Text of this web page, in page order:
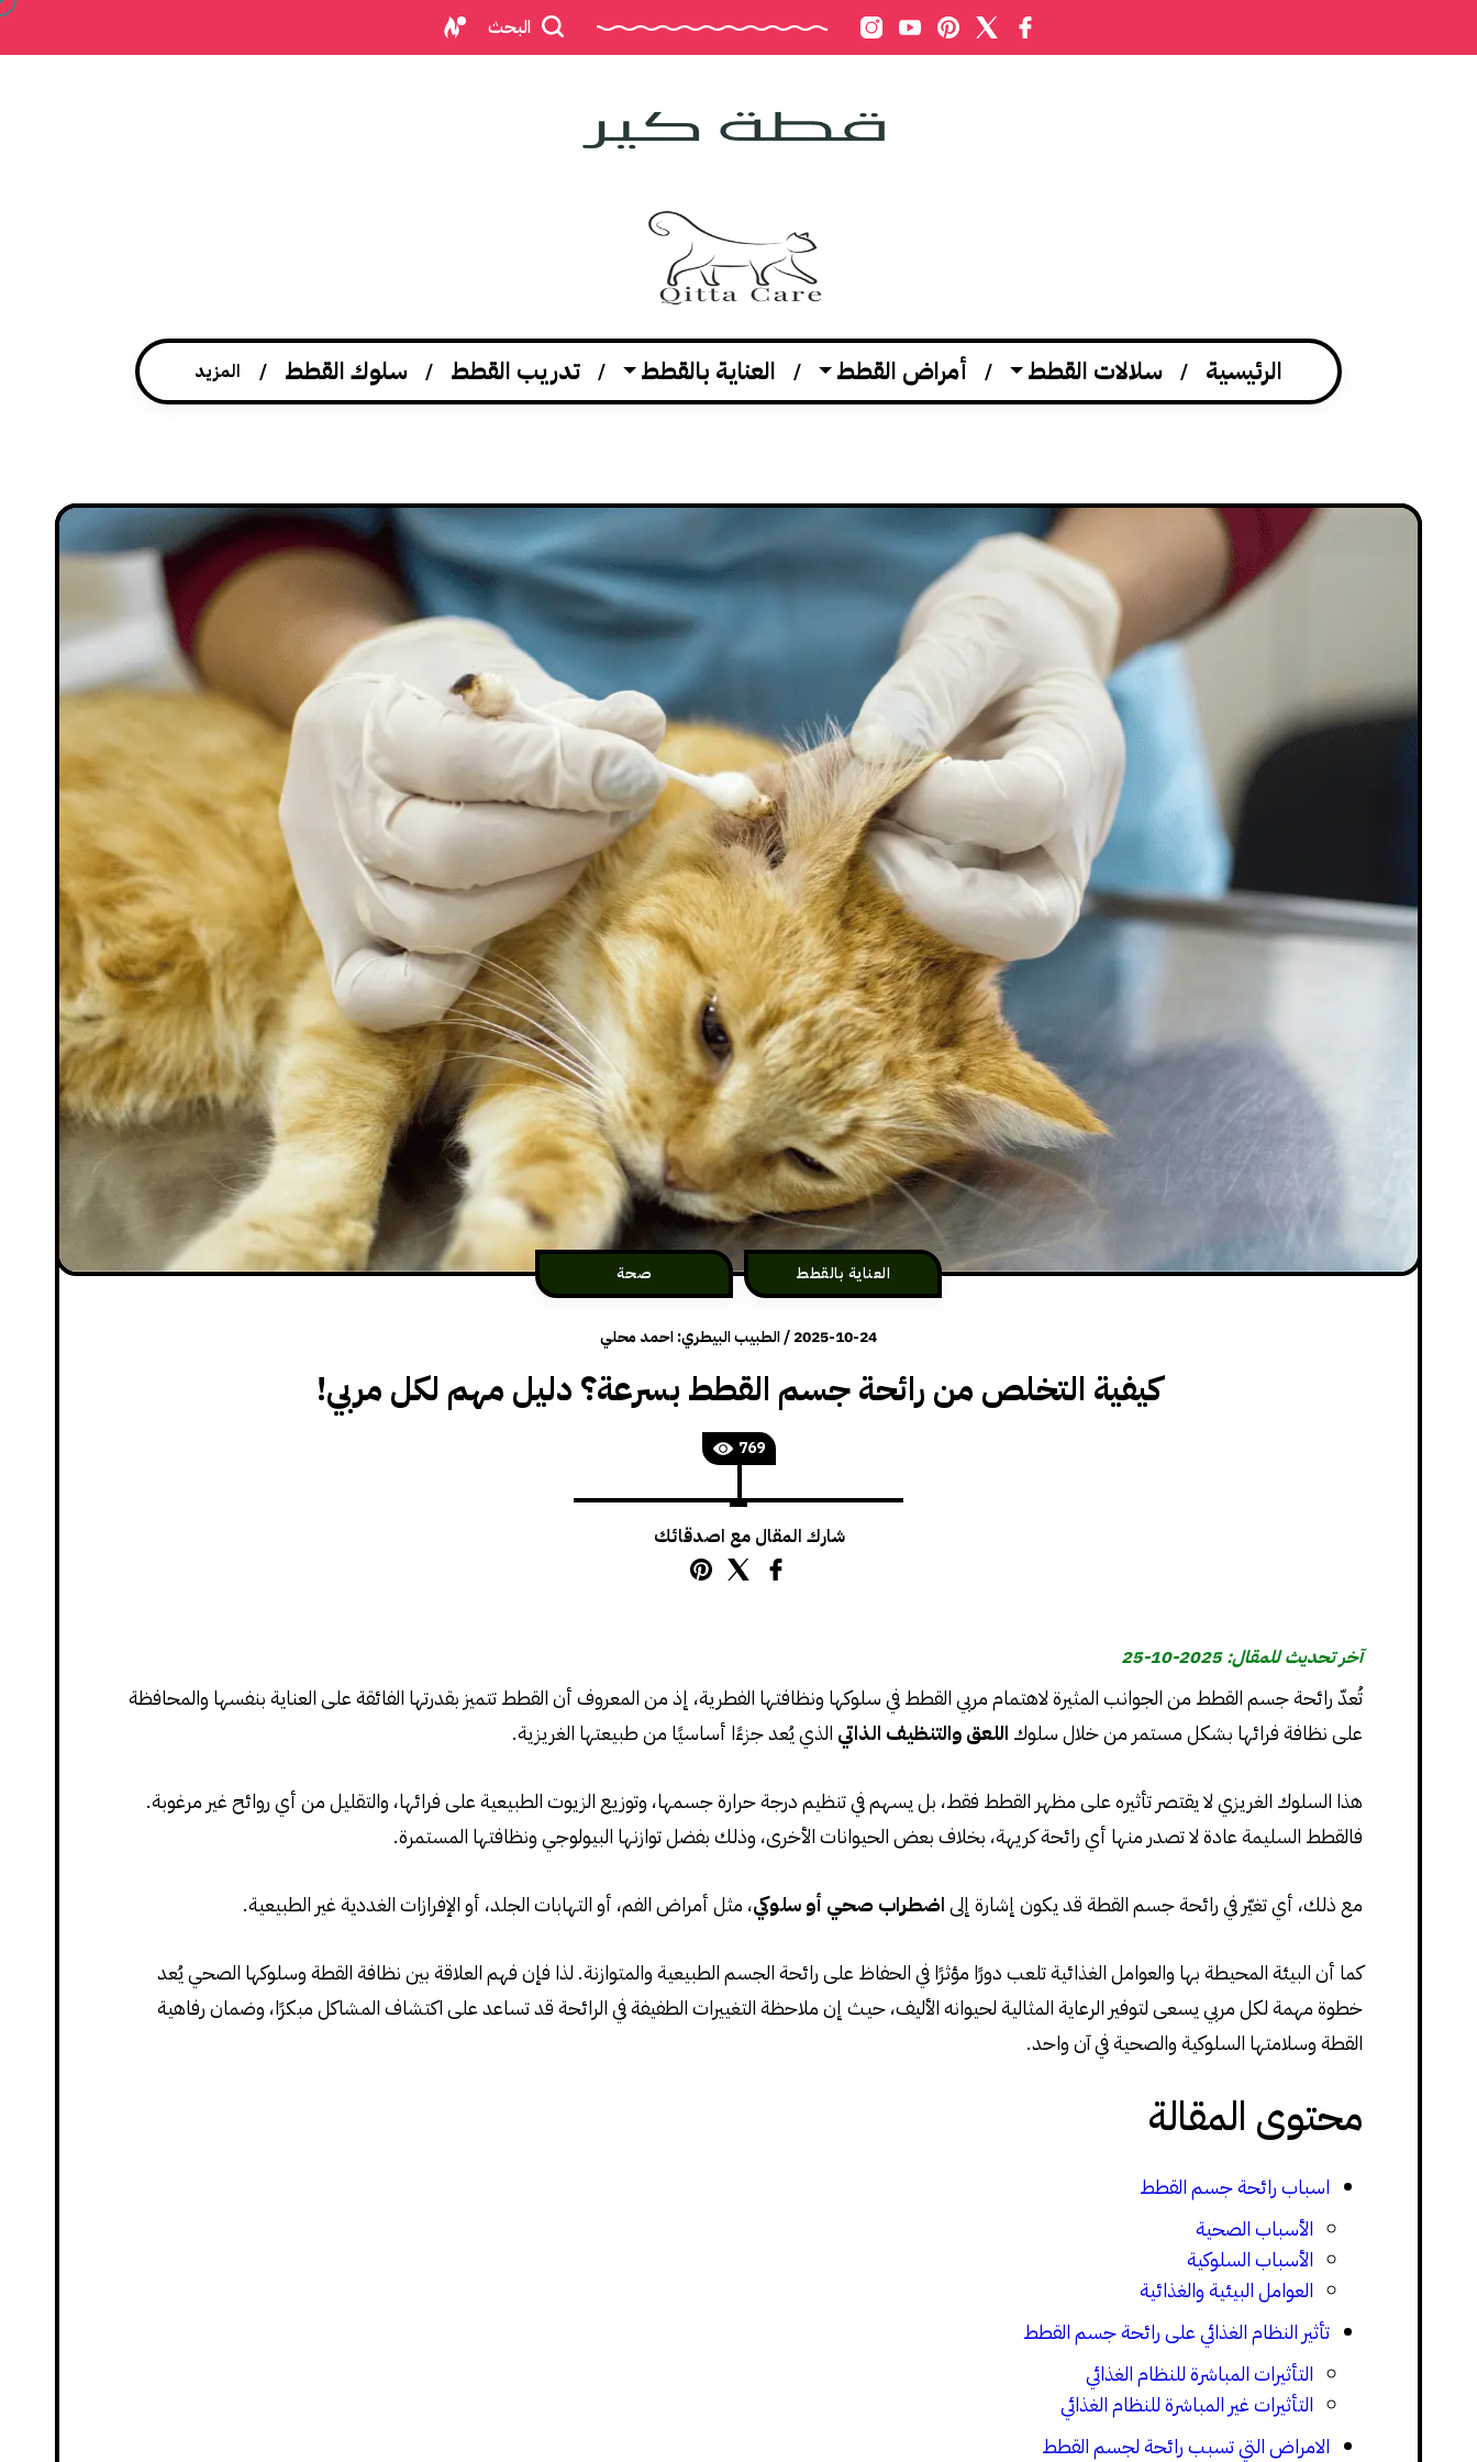
البحث
الرئيسية سلالات القطط أمراض القطط العناية بالقطط تدريب القطط سلوك القطط المزيد
العناية بالقطط صحة
2025-10-24
/الطبيب البيطري: احمد محلي
كيفية التخلص من رائحة جسم القطط بسرعة؟ دليل مهم لكل مربي!
769
شارك المقال مع اصدقائك
آخر تحديث للمقال: 2025-10-25
تُعدّ رائحة جسم القطط من الجوانب المثيرة لاهتمام مربي القطط في سلوكها ونظافتها الفطرية، إذ من المعروف أن القطط تتميز بقدرتها الفائقة على العناية بنفسها والمحافظة
على نظافة فرائها بشكل مستمر من خلال سلوك اللعق والتنظيف الذاتي الذي يُعد جزءًا أساسيًا من طبيعتها الغريزية.
هذا السلوك الغريزي لا يقتصر تأثيره على مظهر القطط فقط، بل يسهم في تنظيم درجة حرارة جسمها، وتوزيع الزيوت الطبيعية على فرائها، والتقليل من أي روائح غير مرغوبة.
فالقطط السليمة عادة لا تصدر منها أي رائحة كريهة، بخلاف بعض الحيوانات الأخرى، وذلك بفضل توازنها البيولوجي ونظافتها المستمرة.
مع ذلك، أي تغيّر في رائحة جسم القطة قد يكون إشارة إلىاضطراب صحي أو سلوكي، مثل أمراض الفم، أو التهابات الجلد، أو الإفرازات الغددية غير الطبيعية.
كما أن البيئة المحيطة بها والعوامل الغذائية تلعب دورًا مؤثرًا في الحفاظ على رائحة الجسم الطبيعية والمتوازنة. لذا فإن فهم العلاقة بين نظافة القطة وسلوكها الصحي يُعد
خطوة مهمة لكل مربي يسعى لتوفير الرعاية المثالية لحيوانه الأليف، حيث إن ملاحظة التغييرات الطفيفة في الرائحة قد تساعد على اكتشاف المشاكل مبكرًا، وضمان رفاهية
القطة وسلامتها السلوكية والصحية في آن واحد.
محتوى المقالة
اسباب رائحة جسم القطط
الأسباب الصحية
الأسباب السلوكية
العوامل البيئية والغذائية
تأثير النظام الغذائي على رائحة جسم القطط
التأثيرات المباشرة للنظام الغذائي
التأثيرات غير المباشرة للنظام الغذائي
الامراض التي تسبب رائحة لجسم القطط